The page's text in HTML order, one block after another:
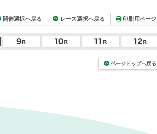
開催選択へ戻る レース選択へ戻る 印刷用ページ
ページトップへ戻る